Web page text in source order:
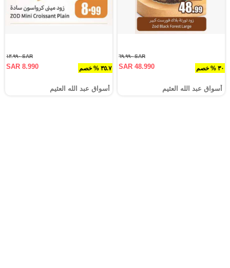
٣٠ % خصم
SAR ٦٩.٩٩٠
SAR 48.990
أسواق عبد الله العثيم
٣٥.٧ % خصم
SAR ١٣.٩٩٠
SAR 8.990
أسواق عبد الله العثيم